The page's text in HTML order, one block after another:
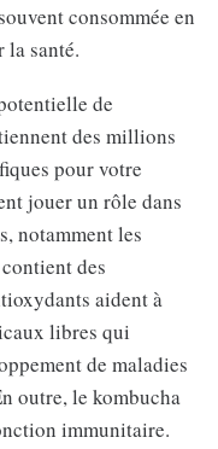
consommée en
la santé.
de
des millions
pour votre
jouer un rôle dans
notamment les
des
aident à
libres qui
de maladies
outre, le kombucha
immunitaire.